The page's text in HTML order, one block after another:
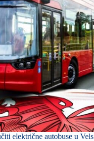
električne autobuse u Vels